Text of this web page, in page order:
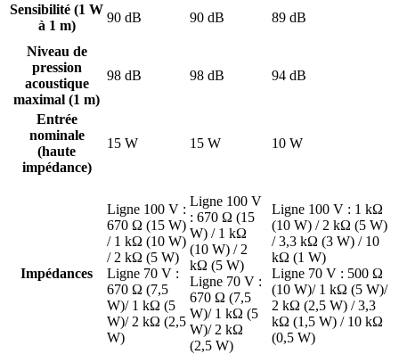
Sensibilité (1 W
à 1 m)
90 dB 90 dB 89 dB
Niveau de
pression
acoustique
maximal (1 m)
98 dB 98 dB 94 dB
Entrée
nominale
(haute
impédance)
15 W 15 W 10 W
Impédances
Ligne 100 V :
670 Ω (15 W)
/ 1 kΩ (10 W)
/ 2 kΩ (5 W)
Ligne 70 V :
670 Ω (7,5
W)/ 1 kΩ (5
W)/ 2 kΩ (2,5
W)
Ligne 100 V
: 670 Ω (15
W) / 1 kΩ
(10 W) / 2
kΩ (5 W)
Ligne 70 V :
670 Ω (7,5
W)/ 1 kΩ (5
W)/ 2 kΩ
(2,5 W)
Ligne 100 V : 1 kΩ
(10 W) / 2 kΩ (5 W)
/ 3,3 kΩ (3 W) / 10
kΩ (1 W)
Ligne 70 V : 500 Ω
(10 W)/ 1 kΩ (5 W)/
2 kΩ (2,5 W) / 3,3
kΩ (1,5 W) / 10 kΩ
(0,5 W)